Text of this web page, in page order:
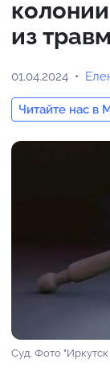
из
01.04.2024
Читайте нас в
Суд. Фото